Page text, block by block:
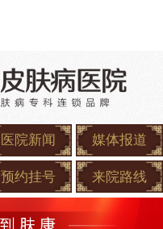
医院新闻 媒体报道
预约挂号 来院路线